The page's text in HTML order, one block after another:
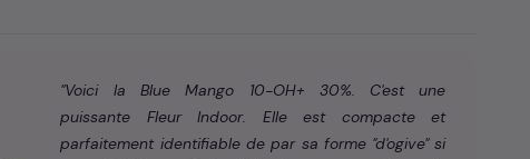
"Voici la Blue Mango 10-OH+ 30%. C'est une
puissante Fleur Indoor. Elle est compacte et
parfaitement identifiable de par sa forme "d'ogive" si